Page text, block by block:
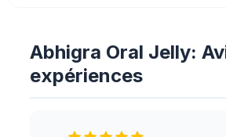
Abhigra Oral Jelly:
expériences